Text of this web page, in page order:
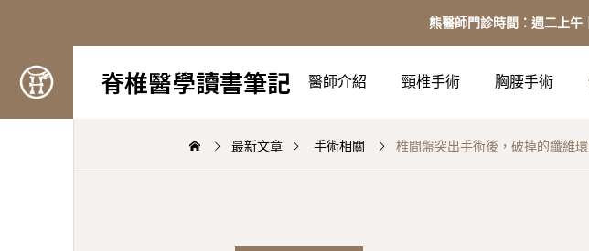
熊醫師門診時間：週二上
脊椎醫學讀書筆記 醫師介紹 頸椎手術 胸腰手術
最新文章 手術相關 椎間盤突出手術後，破掉的纖維